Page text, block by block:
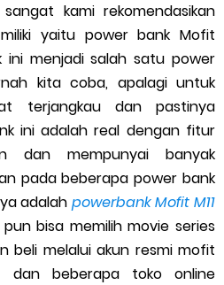
Sendiri dan Orang Lain
Up Grab untuk Driver
Gacor Untuk Ojek Online
Akun Gojek Dibekukan
Grab Sesuai dengan Orderan
Telkomsel Mitra Gojek
dengan Mudah
kami rekomendasikan
yaitu power bank Mofit
ini menjadi salah satu power
kita coba, apalagi untuk
terjangkau dan pastinya
ini adalah real dengan fitur
dan mempunyai banyak
pada beberapa power bank
adalah powerbank Mofit M11
bisa memilih movie series
beli melalui akun resmi mofit
dan beberapa toko online